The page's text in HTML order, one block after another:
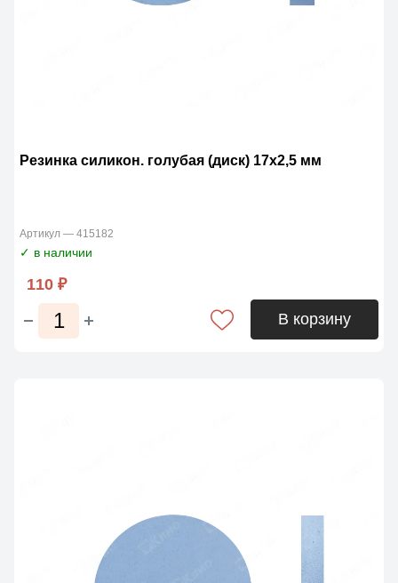
Резинка силикон. голубая (диск) 17х2,5 мм
Артикул — 415182
✓ в наличии
110 ₽
В корзину